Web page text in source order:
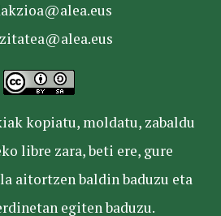
kopiatu, moldatu, zabaldu
libre zara, beti ere, gure
aitortzen baldin baduzu eta
egiten baduzu.